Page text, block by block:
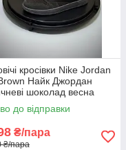
кросівки Nike Jordan
Найк Джордан
шоколад весна
до відправки
₴/пара
₴/пара